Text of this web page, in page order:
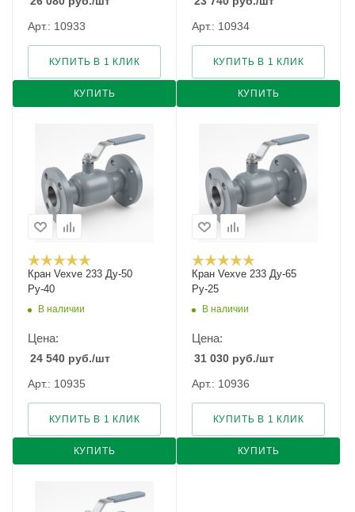
Арт.: 10933
КУПИТЬ
КУПИТЬ В 1 КЛИК
Арт.: 10934
КУПИТЬ
КУПИТЬ В 1 КЛИК
Кран Vexve 233 Ду-50
Ру-40
В наличии
Цена:
24 540 руб./шт
Арт.: 10935
КУПИТЬ
КУПИТЬ В 1 КЛИК
Кран Vexve 233 Ду-65
Ру-25
В наличии
Цена:
31 030 руб./шт
Арт.: 10936
КУПИТЬ
КУПИТЬ В 1 КЛИК